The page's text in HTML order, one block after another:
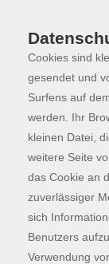
Skip to main
Der Kurs
Cookies sind
gesendet und
Surfens auf
werden. Ihr
kleinen Datei,
weitere Seite
das Cookie an
zuverlässiger
sich
Benutzers
Verwendung